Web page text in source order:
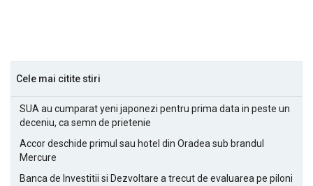
Cele mai citite stiri
SUA au cumparat yeni japonezi pentru prima data in peste un
deceniu, ca semn de prietenie
Accor deschide primul sau hotel din Oradea sub brandul
Mercure
Banca de Investitii si Dezvoltare a trecut de evaluarea pe piloni